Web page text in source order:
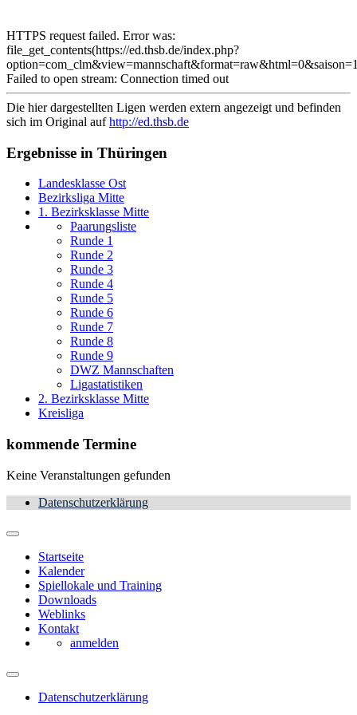
HTTPS request failed. Error was:
file_get_contents(https://ed.thsb.de/index.php?
Failed to open stream: Connection timed out
Die hier dargestellten Ligen werden extern angezeigt und befinden
sich im Original aufhttp://ed.thsb.de
Ergebnisse in Thüringen
Landesklasse Ost
Bezirksliga Mitte
1. Bezirksklasse Mitte
Paarungsliste
Runde 1
Runde 2
Runde 3
Runde 4
Runde 5
Runde 6
Runde 7
Runde 8
Runde 9
DWZ Mannschaften
Ligastatistiken
2. Bezirksklasse Mitte
Kreisliga
kommende Termine
Keine Veranstaltungen gefunden
Datenschutzerklärung
Startseite
Kalender
Spiellokale und Training
Downloads
Weblinks
Kontakt
anmelden
Datenschutzerklärung